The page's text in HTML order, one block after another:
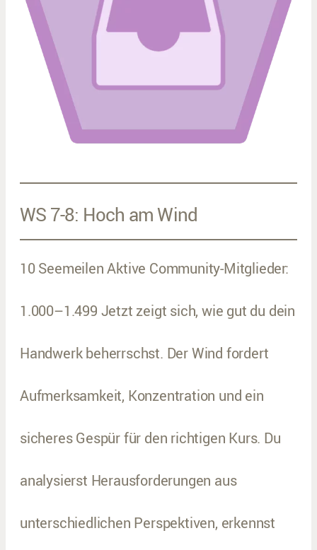
WS 7-8: Hoch am Wind
10 Seemeilen Aktive Community-Mitglieder:
1.000–1.499 Jetzt zeigt sich, wie gut du dein
Handwerk beherrschst. Der Wind fordert
Aufmerksamkeit, Konzentration und ein
sicheres Gespür für den richtigen Kurs. Du
analysierst Herausforderungen aus
unterschiedlichen Perspektiven, erkennst